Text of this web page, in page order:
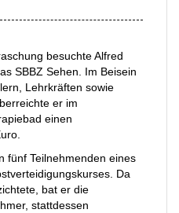
besuchte Alfred
SBBZ Sehen. Im Beisein
Lehrkräften sowie
er im
einen
fünf Teilnehmenden eines
Da
bat er die
stattdessen